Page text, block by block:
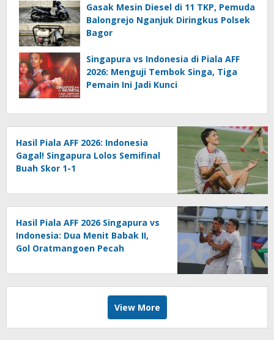
Gasak Mesin Diesel di 11 TKP, Pemuda
Balongrejo Nganjuk Diringkus Polsek
Bagor
Singapura vs Indonesia di Piala AFF
2026: Menguji Tembok Singa, Tiga
Pemain Ini Jadi Kunci
Hasil Piala AFF 2026: Indonesia
Gagal! Singapura Lolos Semifinal
Buah Skor 1-1
Hasil Piala AFF 2026 Singapura vs
Indonesia: Dua Menit Babak II,
Gol Oratmangoen Pecah
View More